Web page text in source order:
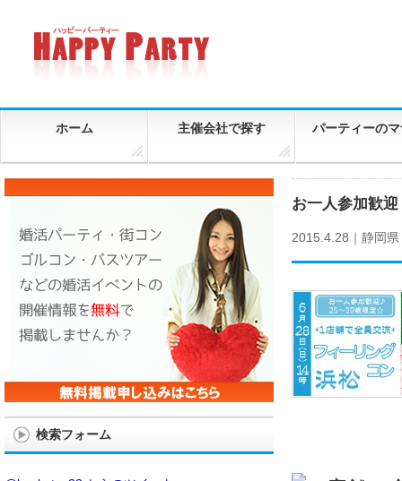
ホーム 主催会社で探す パーティーの
お一人参加歓
2015.4.28｜ 静岡県
検索フォーム